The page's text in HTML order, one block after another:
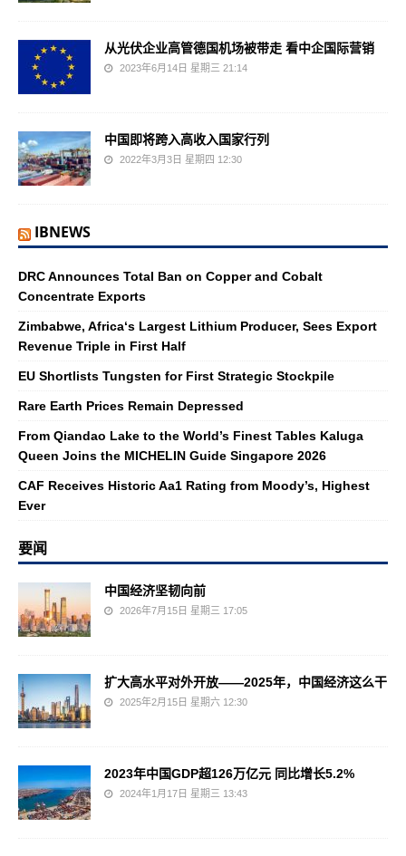
从光伏企业高管德国机场被带走 看中企国际营销
2023年6月14日 星期三 21:14
中国即将跨入高收入国家行列
2022年3月3日 星期四 12:30
IBNEWS
DRC Announces Total Ban on Copper and Cobalt
Concentrate Exports
Zimbabwe, Africa‘s Largest Lithium Producer, Sees Export
Revenue Triple in First Half
EU Shortlists Tungsten for First Strategic Stockpile
Rare Earth Prices Remain Depressed
From Qiandao Lake to the World’s Finest Tables Kaluga
Queen Joins the MICHELIN Guide Singapore 2026
CAF Receives Historic Aa1 Rating from Moody’s, Highest
Ever
要闻
中国经济坚韧向前
2026年7月15日 星期三 17:05
扩大高水平对外开放——2025年，中国经济这么干
2025年2月15日 星期六 12:30
2023年中国GDP超126万亿元 同比增长5.2%
2024年1月17日 星期三 13:43